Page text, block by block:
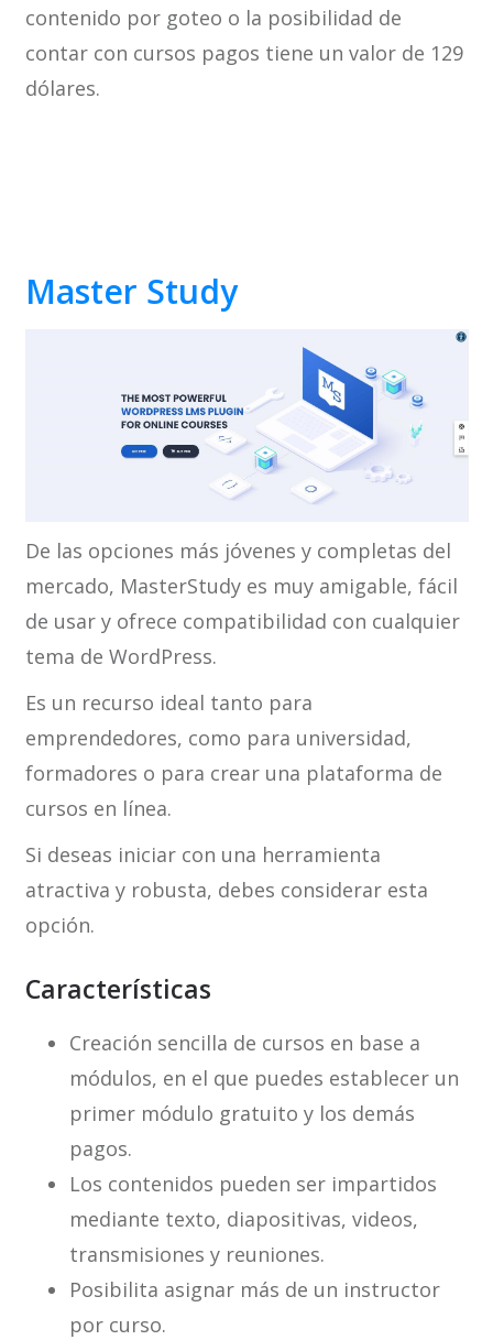
contenido por goteo o la posibilidad de
contar con cursos pagos tiene un valor de 129
dólares.
Master Study
De las opciones más jóvenes y completas del
mercado, MasterStudy es muy amigable, fácil
de usar y ofrece compatibilidad con cualquier
tema de WordPress.
Es un recurso ideal tanto para
emprendedores, como para universidad,
formadores o para crear una plataforma de
cursos en línea.
Si deseas iniciar con una herramienta
atractiva y robusta, debes considerar esta
opción.
Características
Creación sencilla de cursos en base a
módulos, en el que puedes establecer un
primer módulo gratuito y los demás
pagos.
Los contenidos pueden ser impartidos
mediante texto, diapositivas, videos,
transmisiones y reuniones.
Posibilita asignar más de un instructor
por curso.